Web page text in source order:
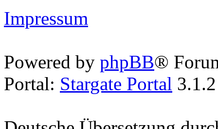
Impressum
Powered by phpBB®
Portal: Stargate Portal